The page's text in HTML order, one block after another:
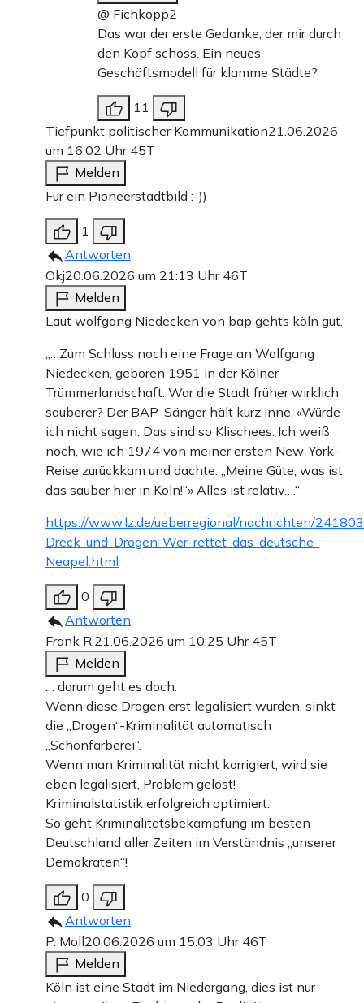
@ Fichkopp2
Das war der erste Gedanke, der mir durch
den Kopf schoss. Ein neues
Geschäftsmodell für klamme Städte?
11
Tiefpunkt politischer Kommunikation21.06.2026
um 16:02 Uhr 45T
Melden
Für ein Pioneerstadtbild :-))
1
Antworten
Okj20.06.2026 um 21:13 Uhr 46T
Melden
Laut wolfgang Niedecken von bap gehts köln gut.
„…Zum Schluss noch eine Frage an Wolfgang
Niedecken, geboren 1951 in der Kölner
Trümmerlandschaft: War die Stadt früher wirklich
sauberer? Der BAP-Sänger hält kurz inne. «Würde
ich nicht sagen. Das sind so Klischees. Ich weiß
noch, wie ich 1974 von meiner ersten New-York-
Reise zurückkam und dachte: „Meine Güte, was ist
das sauber hier in Köln!“» Alles ist relativ….“
https://www.lz.de/ueberregional/nachrichten/
Dreck-und-Drogen-Wer-rettet-das-deutsche-
Neapel.html
0
Antworten
Frank R.21.06.2026 um 10:25 Uhr 45T
Melden
… darum geht es doch.
Wenn diese Drogen erst legalisiert wurden, sinkt
die „Drogen“-Kriminalität automatisch
„Schönfärberei“.
Wenn man Kriminalität nicht korrigiert, wird sie
eben legalisiert, Problem gelöst!
Kriminalstatistik erfolgreich optimiert.
So geht Kriminalitätsbekämpfung im besten
Deutschland aller Zeiten im Verständnis „unserer
Demokraten“!
0
Antworten
P. Moll20.06.2026 um 15:03 Uhr 46T
Melden
Köln ist eine Stadt im Niedergang, dies ist nur